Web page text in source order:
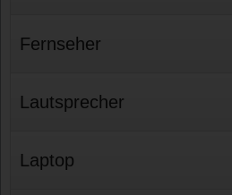
Fernseher
Lautsprecher
Laptop